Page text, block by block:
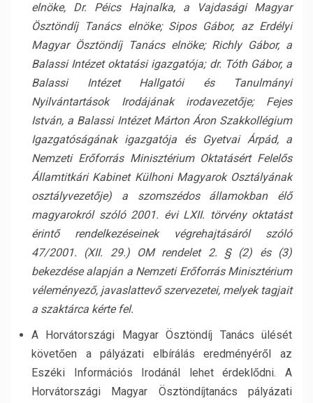
elnöke, Dr. Péics Hajnalka, a Vajdasági Magyar
Ösztöndíj Tanács elnöke; Sipos Gábor, az Erdélyi
Magyar Ösztöndíj Tanács elnöke; Richly Gábor, a
Balassi Intézet oktatási igazgatója; dr. Tóth Gábor, a
Balassi Intézet Hallgatói és Tanulmányi
Nyilvántartások Irodájának irodavezetője; Fejes
István, a Balassi Intézet Márton Áron Szakkollégium
Igazgatóságának igazgatója és Gyetvai Árpád, a
Nemzeti Erőforrás Minisztérium Oktatásért Felelős
Államtitkári Kabinet Külhoni Magyarok Osztályának
osztályvezetője) a szomszédos államokban élő
magyarokról szóló 2001. évi LXII. törvény oktatást
érintő rendelkezéseinek végrehajtásáról szóló
47/2001. (XII. 29.) OM rendelet 2. § (2) és (3)
bekezdése alapján a Nemzeti Erőforrás Minisztérium
véleményező, javaslattevő szervezetei, melyek tagjait
a szaktárca kérte fel.
A Horvátországi Magyar Ösztöndíj Tanács ülését
követően a pályázati elbírálás eredményéről az
Eszéki Információs Irodánál lehet érdeklődni. A
Horvátországi Magyar Ösztöndíjtanács pályázati